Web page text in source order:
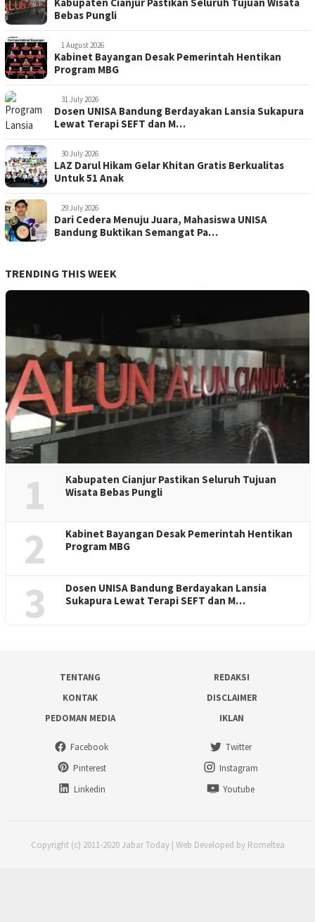
Bebas Pungli
1 August 2026
Kabinet Bayangan Desak Pemerintah Hentikan
Program MBG
31 July 2026
Dosen UNISA Bandung Berdayakan Lansia Sukapura
Lewat Terapi SEFT dan M…
30 July 2026
LAZ Darul Hikam Gelar Khitan Gratis Berkualitas
Untuk 51 Anak
29 July 2026
Dari Cedera Menuju Juara, Mahasiswa UNISA
Bandung Buktikan Semangat Pa…
TRENDING THIS WEEK
1
Kabupaten Cianjur Pastikan Seluruh Tujuan
Wisata Bebas Pungli
2
Kabinet Bayangan Desak Pemerintah Hentikan
Program MBG
3
Dosen UNISA Bandung Berdayakan Lansia
Sukapura Lewat Terapi SEFT dan M…
TENTANG
REDAKSI
KONTAK
DISCLAIMER
PEDOMAN MEDIA
IKLAN
Facebook
Twitter
Pinterest
Instagram
Linkedin
Youtube
Copyright (c) 2011-2020 Jabar Today | Web Developed by Romeltea